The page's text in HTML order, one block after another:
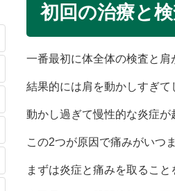
初回の治療と
一番最初に体全体の検査と肩
結果的には肩を動かしすぎ
動かし過ぎて慢性的な炎症が
この2つが原因で痛みがいつ
まずは炎症と痛みを取るこ